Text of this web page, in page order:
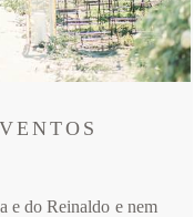
e do Reinaldo e nem